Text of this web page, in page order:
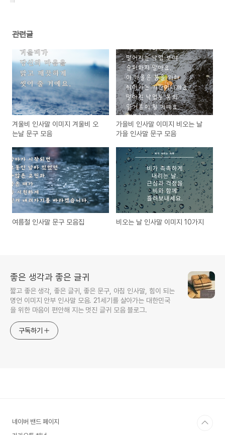
관련글
겨울비 인사말 이미지 겨울비 오
는날 문구 모음
가을비 인사말 이미지 비오는 날
가을 인사말 문구 모음
여름철 인사말 문구 모음집 비오는 날 인사말 이미지 10가지
좋은 생각과 좋은 글귀
짧고 좋은 생각, 좋은 글귀, 좋은 문구, 아침 인사말, 힘이 되는
명언 이미지 안부 인사말 모음. 21세기를 살아가는 대한민국
을 위한 마음이 편안해 지는 멋진 글귀 모음 블로그.
구독하기
네이버 밴드 페이지